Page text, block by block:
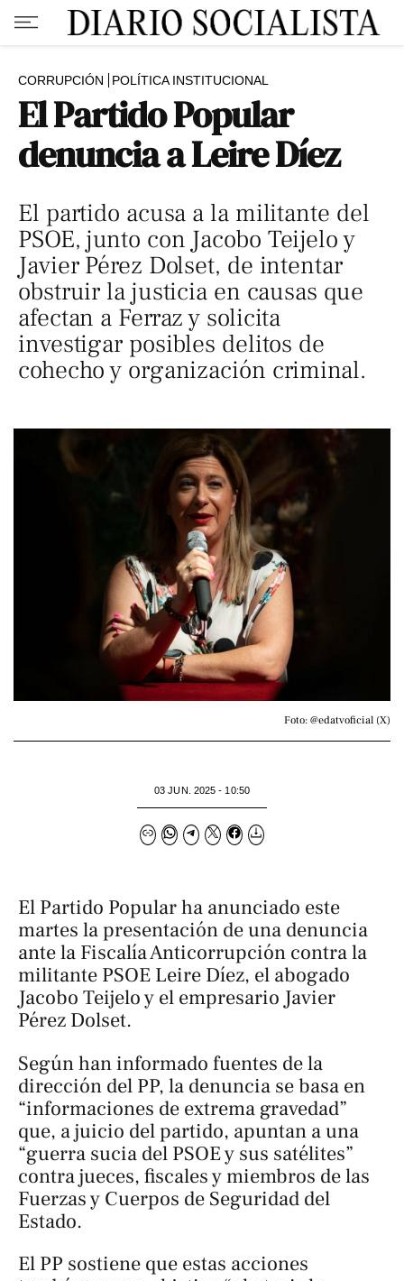
CORRUPCIÓN POLÍTICA INSTITUCIONAL
El Partido Popular
denuncia a Leire Díez
El partido acusa a la militante del
PSOE, junto con Jacobo Teijelo y
Javier Pérez Dolset, de intentar
obstruir la justicia en causas que
afectan a Ferraz y solicita
investigar posibles delitos de
cohecho y organización criminal.
Foto: @edatvoficial (X)
03 JUN. 2025 - 10:50
El Partido Popular ha anunciado este
martes la presentación de una denuncia
ante la Fiscalía Anticorrupción contra la
militante PSOE Leire Díez, el abogado
Jacobo Teijelo y el empresario Javier
Pérez Dolset.
Según han informado fuentes de la
dirección del PP, la denuncia se basa en
“informaciones de extrema gravedad”
que, a juicio del partido, apuntan a una
“guerra sucia del PSOE y sus satélites”
contra jueces, fiscales y miembros de las
Fuerzas y Cuerpos de Seguridad del
Estado.
El PP sostiene que estas acciones